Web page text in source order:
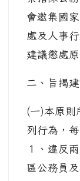
會邀集國
處及人事
建議懲處原
二、旨揭
(一)本原則
列行為，
１、違反
區公務員